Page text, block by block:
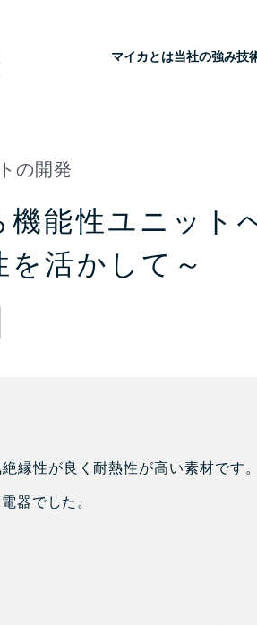
マイカとは当社の強み技
の開発
機能性ユニット
を活かして～
縁性が良く耐熱性が高い素材です
器でした。